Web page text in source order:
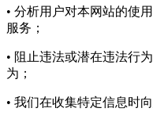
• 分析用户对本网站的使
服务；
• 阻止违法或潜在违法行
为；
• 我们在收集特定信息时